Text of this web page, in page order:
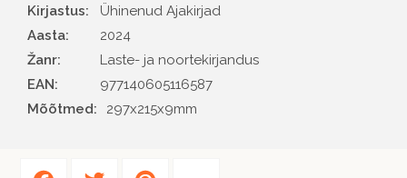
Kirjastus
Ühinenud Ajakirjad
Aasta
2024
Žanr
Laste- ja noortekirjandus
EAN
977140605116587
Mõõtmed:
297x215x9mm